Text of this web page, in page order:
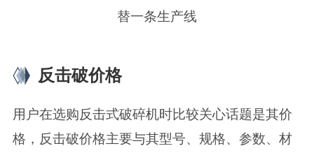
替一条生产线
反击破价格
用户在选购反击式破碎机时比较关心话题是其价
格，反击破价格主要与其型号、规格、参数、材